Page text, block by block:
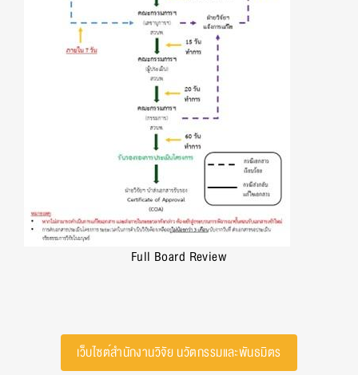
Full Board Review
เว็บไซต์สำนักงานวิจัย นวัตกรรมและพันธมิตร